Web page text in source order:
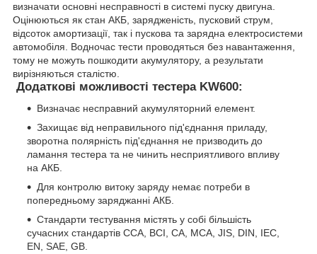
визначати основні несправності в системі пуску двигуна.
Оцінюються як стан АКБ, зарядженість, пусковий струм,
відсоток амортизації, так і пускова та зарядна електросистеми
автомобіля. Водночас тести проводяться без навантаження,
тому не можуть пошкодити акумулятору, а результати
вирізняються сталістю.
Додаткові можливості тестера KW600:
Визначає несправний акумуляторний елемент.
Захищає від неправильного під'єднання приладу,
зворотна полярність під'єднання не призводить до
ламання тестера та не чинить несприятливого впливу
на АКБ.
Для контролю витоку заряду немає потреби в
попередньому заряджанні АКБ.
Стандарти тестування містять у собі більшість
сучасних стандартів CCA, BCI, CA, MCA, JIS, DIN, IEC,
EN, SAE, GB.